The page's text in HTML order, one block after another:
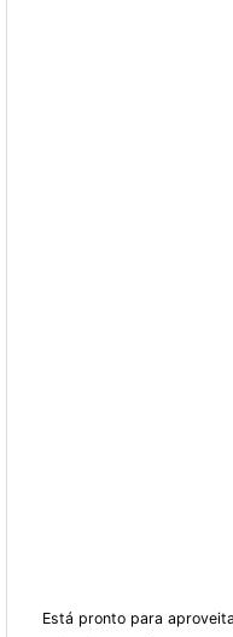
Está pronto para